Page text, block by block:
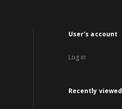
User's account
Log in
Recently viewed